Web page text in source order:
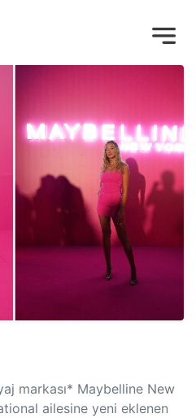
markası* Maybelline New
ailesine yeni eklenen